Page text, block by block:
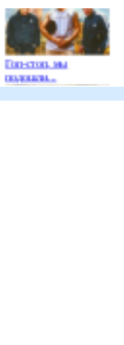
Гоп-стоп, мы
подошли...